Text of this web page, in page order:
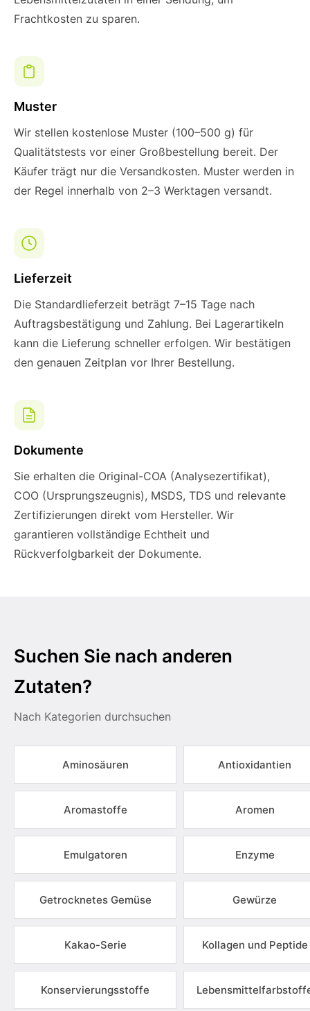
Frachtkosten zu sparen.
Muster
Wir stellen kostenlose Muster (100–500 g) für
Qualitätstests vor einer Großbestellung bereit. Der
Käufer trägt nur die Versandkosten. Muster werden in
der Regel innerhalb von 2–3 Werktagen versandt.
Lieferzeit
Die Standardlieferzeit beträgt 7–15 Tage nach
Auftragsbestätigung und Zahlung. Bei Lagerartikeln
kann die Lieferung schneller erfolgen. Wir bestätigen
den genauen Zeitplan vor Ihrer Bestellung.
Dokumente
Sie erhalten die Original-COA (Analysezertifikat),
COO (Ursprungszeugnis), MSDS, TDS und relevante
Zertifizierungen direkt vom Hersteller. Wir
garantieren vollständige Echtheit und
Rückverfolgbarkeit der Dokumente.
Suchen Sie nach anderen
Zutaten?
Nach Kategorien durchsuchen
Aminosäuren Antioxidantien
Aromastoffe Aromen
Emulgatoren Enzyme
Getrocknetes Gemüse Gewürze
Kakao-Serie Kollagen und Peptide
Konservierungsstoffe